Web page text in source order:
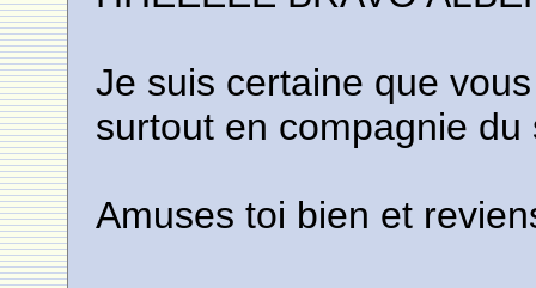
Je suis certaine que
surtout en compagnie du
Amuses toi bien et